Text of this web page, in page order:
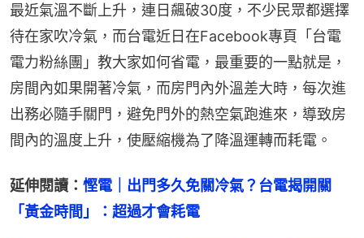
最近氣溫不斷上升，連日飆破30度，不少民眾都選擇
待在家吹冷氣，而台電近日在Facebook專頁「台電
電力粉絲團」教大家如何省電，最重要的一點就是，
房間內如果開著冷氣，而房門內外溫差大時，每次進
出務必隨手關門，避免門外的熱空氣跑進來，導致房
間內的溫度上升，使壓縮機為了降溫運轉而耗電。
延伸閱讀： 慳電｜出門多久免關冷氣？台電揭開關
「黃金時間」：超過才會耗電